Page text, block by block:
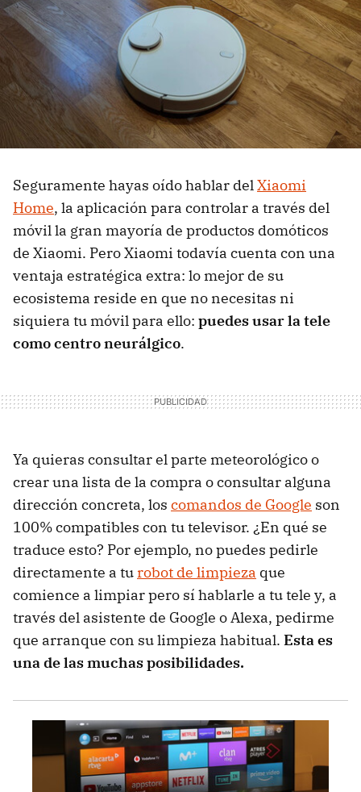
Seguramente hayas oído hablar delXiaomi
Home, la aplicación para controlar a través del
móvil la gran mayoría de productos domóticos
de Xiaomi. Pero Xiaomi todavía cuenta con una
ventaja estratégica extra: lo mejor de su
ecosistema reside en que no necesitas ni
siquiera tu móvil para ello: puedes usar la tele
como centro neurálgico.
Ya quieras consultar el parte meteorológico o
crear una lista de la compra o consultar alguna
dirección concreta, los comandos de Google son
100% compatibles con tu televisor. ¿En qué se
traduce esto? Por ejemplo, no puedes pedirle
directamente a turobot de limpieza que
comience a limpiar pero sí hablarle a tu tele y, a
través del asistente de Google o Alexa, pedirme
que arranque con su limpieza habitual. Esta es
una de las muchas posibilidades.